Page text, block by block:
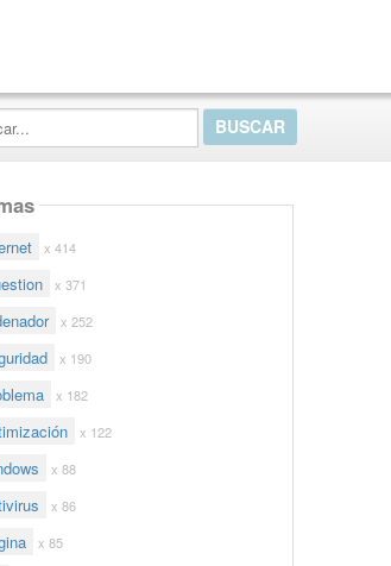
x 414
x 371
x 252
x 190
x 182
x 122
x 88
x 86
x 85